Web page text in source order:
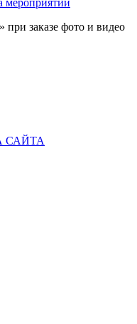
мероприятий
заказе фото и видео
САЙТА